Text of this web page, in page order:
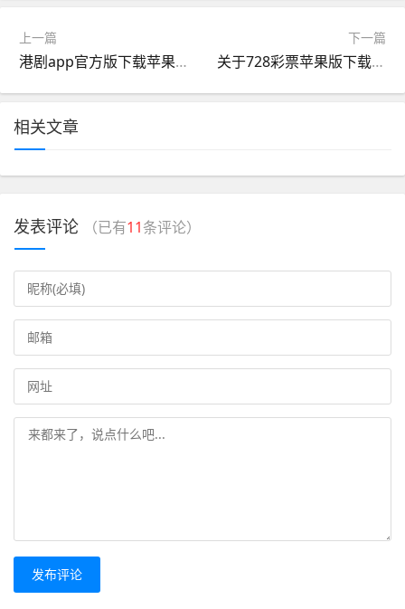
上一篇
港剧app官方版下载苹果版(港剧网app苹果版下载v10 官方版)
下一篇
关于728彩票苹果版下载的信息
相关文章
发表评论 （已有11条评论）
发布评论